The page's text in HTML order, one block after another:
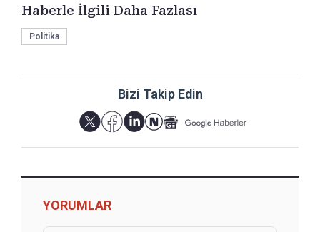
Haberle İlgili Daha Fazlası
Politika
Bizi Takip Edin
YORUMLAR